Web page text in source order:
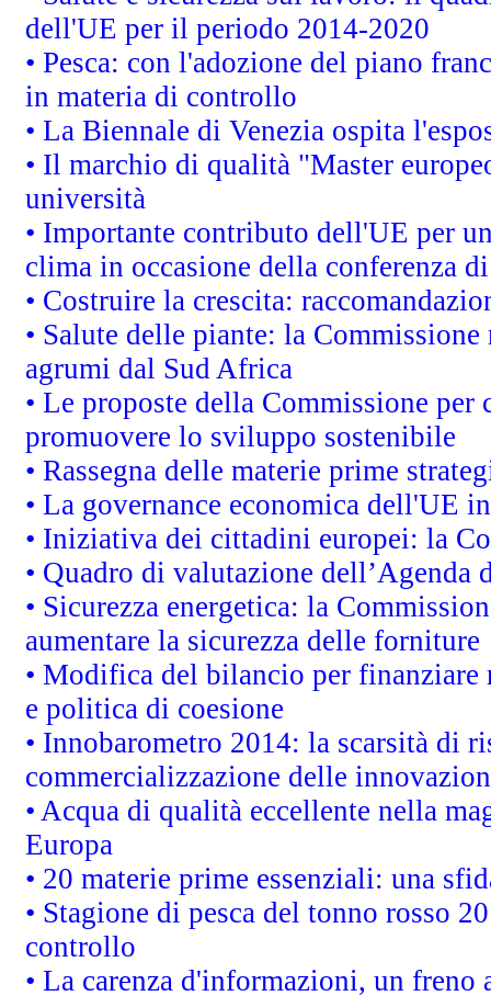
dell'UE per il periodo 2014-2020
• Pesca: con l'adozione del piano
in materia di controllo
• La Biennale di Venezia ospita
• Il marchio di qualità "Master
università
• Importante contributo dell'UE per
clima in occasione della conferenza
• Costruire la crescita:
• Salute delle piante: la
agrumi dal Sud Africa
• Le proposte della Commissione
promuovere lo sviluppo sostenibile
• Rassegna delle materie prime
• La governance economica dell'UE
• Iniziativa dei cittadini europei: la
• Quadro di valutazione
• Sicurezza energetica: la
aumentare la sicurezza delle forniture
• Modifica del bilancio per finanziare
e politica di coesione
• Innobarometro 2014: la scarsità di
commercializzazione delle
• Acqua di qualità eccellente nella
Europa
• 20 materie prime essenziali: una
• Stagione di pesca del tonno rosso
controllo
• La carenza d'informazioni, un